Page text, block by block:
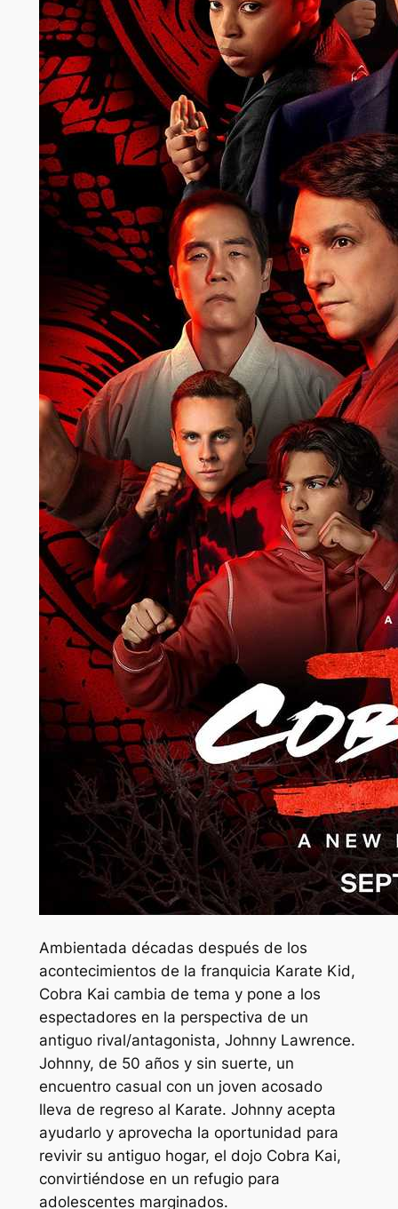
Ambientada décadas después de los
acontecimientos de la franquicia Karate Kid,
Cobra Kai cambia de tema y pone a los
espectadores en la perspectiva de un
antiguo rival/antagonista, Johnny Lawrence.
Johnny, de 50 años y sin suerte, un
encuentro casual con un joven acosado
lleva de regreso al Karate. Johnny acepta
ayudarlo y aprovecha la oportunidad para
revivir su antiguo hogar, el dojo Cobra Kai,
convirtiéndose en un refugio para
adolescentes marginados.